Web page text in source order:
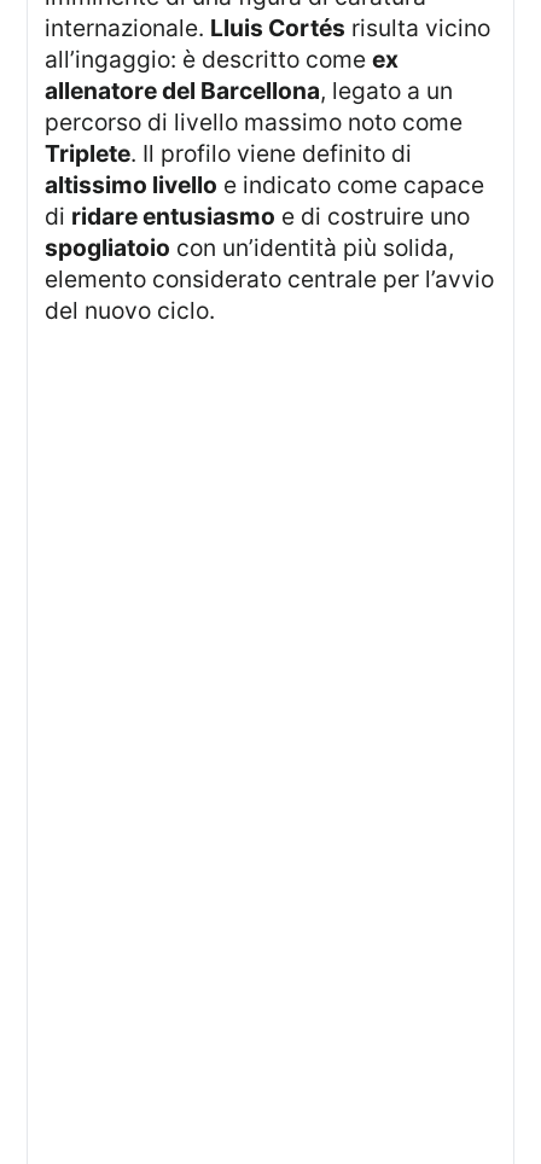
internazionale. Lluis Cortés risulta vicino
all’ingaggio: è descritto comeex
allenatore del Barcellona, legato a un
percorso di livello massimo noto come
Triplete. Il profilo viene definito di
altissimo livello e indicato come capace
di ridare entusiasmo e di costruire uno
spogliatoio con un’identità più solida,
elemento considerato centrale per l’avvio
del nuovo ciclo.